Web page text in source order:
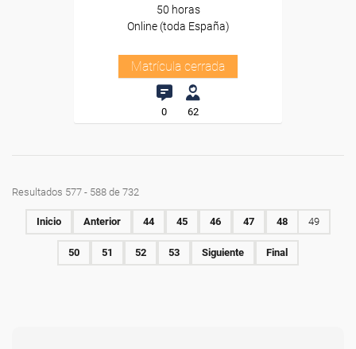
50 horas
Online (toda España)
Matrícula cerrada
0 62
Resultados 577 - 588 de 732
Inicio Anterior 44 45 46 47 48 49
50 51 52 53 Siguiente Final